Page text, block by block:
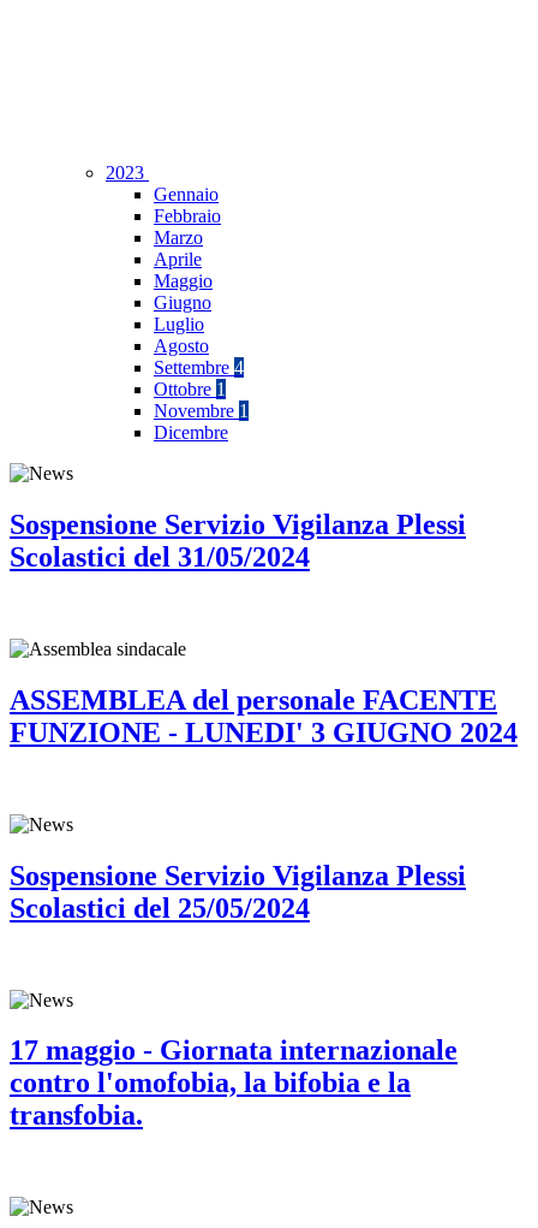
2023
Gennaio
Febbraio
Marzo
Aprile
Maggio
Giugno
Luglio
Agosto
Settembre 4
Ottobre 1
Novembre 1
Dicembre
Sospensione Servizio Vigilanza Plessi
Scolastici del 31/05/2024
ASSEMBLEA del personale FACENTE
FUNZIONE - LUNEDI' 3 GIUGNO 2024
Sospensione Servizio Vigilanza Plessi
Scolastici del 25/05/2024
17 maggio - Giornata internazionale
contro l'omofobia, la bifobia e la
transfobia.